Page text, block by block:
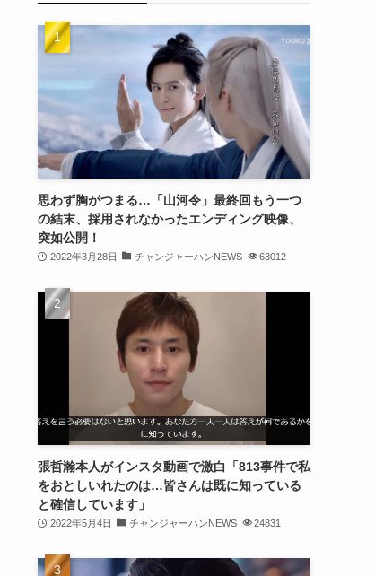
(24)
(23)
(27)
(21)
(25)
(25)
(29)
(30)
(32)
(31)
(32)
思わず胸がつまる…「山河令」最終回もう一つ
の結末、採用されなかったエンディング映像、
突如公開！
2022年3月28日 チャンジャーハンNEWS 63012
張哲瀚本人がインスタ動画で激白「813事件で私
をおとしいれたのは…皆さんは既に知っている
と確信しています」
2022年5月4日 チャンジャーハンNEWS 24831